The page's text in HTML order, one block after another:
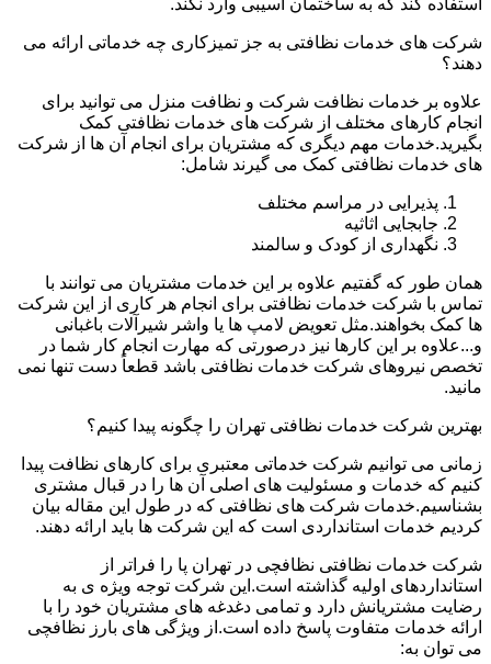
استفاده کند که به ساختمان آسیبی وارد نکند.
شرکت های خدمات نظافتی به جز تمیزکاری چه خدماتی ارائه می
دهند؟
علاوه بر خدمات نظافت شرکت و نظافت منزل می توانید برای
انجام کارهای مختلف از شرکت های خدمات نظافتی کمک
بگیرید.خدمات مهم دیگری که مشتریان برای انجام آن ها از شرکت
های خدمات نظافتی کمک می گیرند شامل:
پذیرایی در مراسم مختلف
جابجایی اثاثیه
نگهداری از کودک و سالمند
همان طور که گفتیم علاوه بر این خدمات مشتریان می توانند با
تماس با شرکت خدمات نظافتی برای انجام هر کاری از این شرکت
ها کمک بخواهند.مثل تعویض لامپ ها یا واشر شیرآلات باغبانی
و...علاوه بر این کارها نیز درصورتی که مهارت انجام کار شما در
تخصص نیروهای شرکت خدمات نظافتی باشد قطعاً دست تنها نمی
مانید.
بهترین شرکت خدمات نظافتی تهران را چگونه پیدا کنیم؟
زمانی می توانیم شرکت خدماتی معتبری برای کارهای نظافت پیدا
کنیم که خدمات و مسئولیت های اصلی آن ها را در قبال مشتری
بشناسیم.خدمات شرکت های نظافتی که در طول این مقاله بیان
کردیم خدمات استانداردی است که این شرکت ها باید ارائه دهند.
شرکت خدمات نظافتی نظافچی در تهران پا را فراتر از
استانداردهای اولیه گذاشته است.این شرکت توجه ویژه ی به
رضایت مشتریانش دارد و تمامی دغدغه های مشتریان خود را با
ارائه خدمات متفاوت پاسخ داده است.از ویژگی های بارز نظافچی
می توان به: